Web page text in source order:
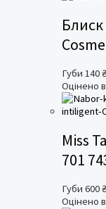
Блиск
Губи 140₴
Оцінено в
Miss
701
Губи 600₴
Оцінено в